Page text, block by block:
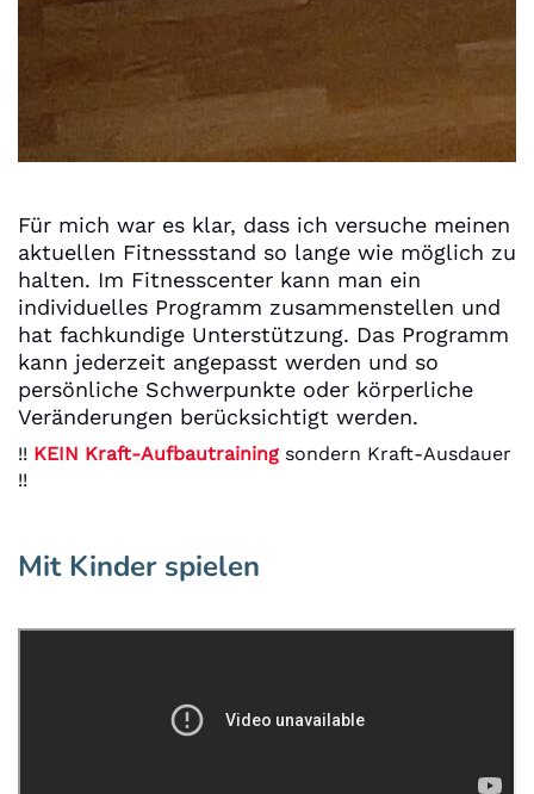
Für mich war es klar, dass ich versuche meinen
aktuellen Fitnessstand so lange wie möglich zu
halten. Im Fitnesscenter kann man ein
individuelles Programm zusammenstellen und
hat fachkundige Unterstützung. Das Programm
kann jederzeit angepasst werden und so
persönliche Schwerpunkte oder körperliche
Veränderungen berücksichtigt werden.
!! KEIN Kraft-Aufbautrainingsondern Kraft-Ausdauer
!!
Mit Kinder spielen